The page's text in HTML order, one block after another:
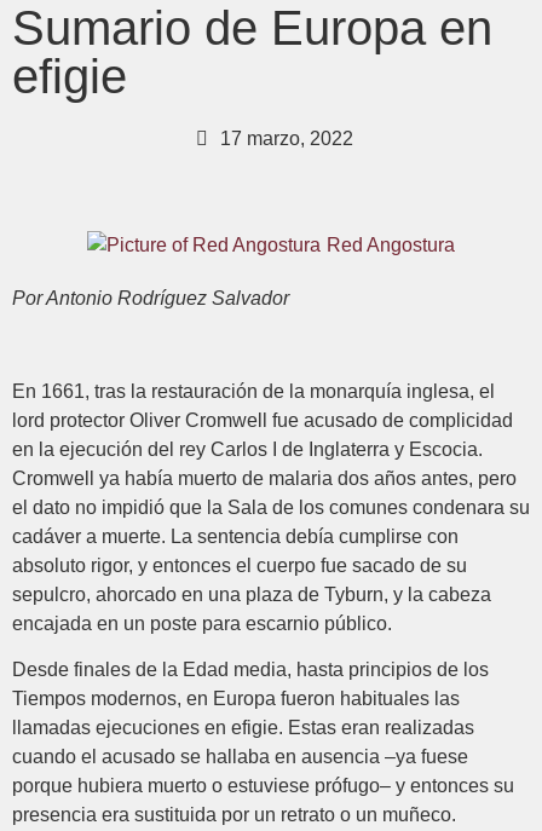
Sumario de Europa en
efigie
17 marzo, 2022
Red Angostura
Por Antonio Rodríguez Salvador
En 1661, tras la restauración de la monarquía inglesa, el
lord protector Oliver Cromwell fue acusado de complicidad
en la ejecución del rey Carlos I de Inglaterra y Escocia.
Cromwell ya había muerto de malaria dos años antes, pero
el dato no impidió que la Sala de los comunes condenara su
cadáver a muerte. La sentencia debía cumplirse con
absoluto rigor, y entonces el cuerpo fue sacado de su
sepulcro, ahorcado en una plaza de Tyburn, y la cabeza
encajada en un poste para escarnio público.
Desde finales de la Edad media, hasta principios de los
Tiempos modernos, en Europa fueron habituales las
llamadas ejecuciones en efigie. Estas eran realizadas
cuando el acusado se hallaba en ausencia –ya fuese
porque hubiera muerto o estuviese prófugo– y entonces su
presencia era sustituida por un retrato o un muñeco.